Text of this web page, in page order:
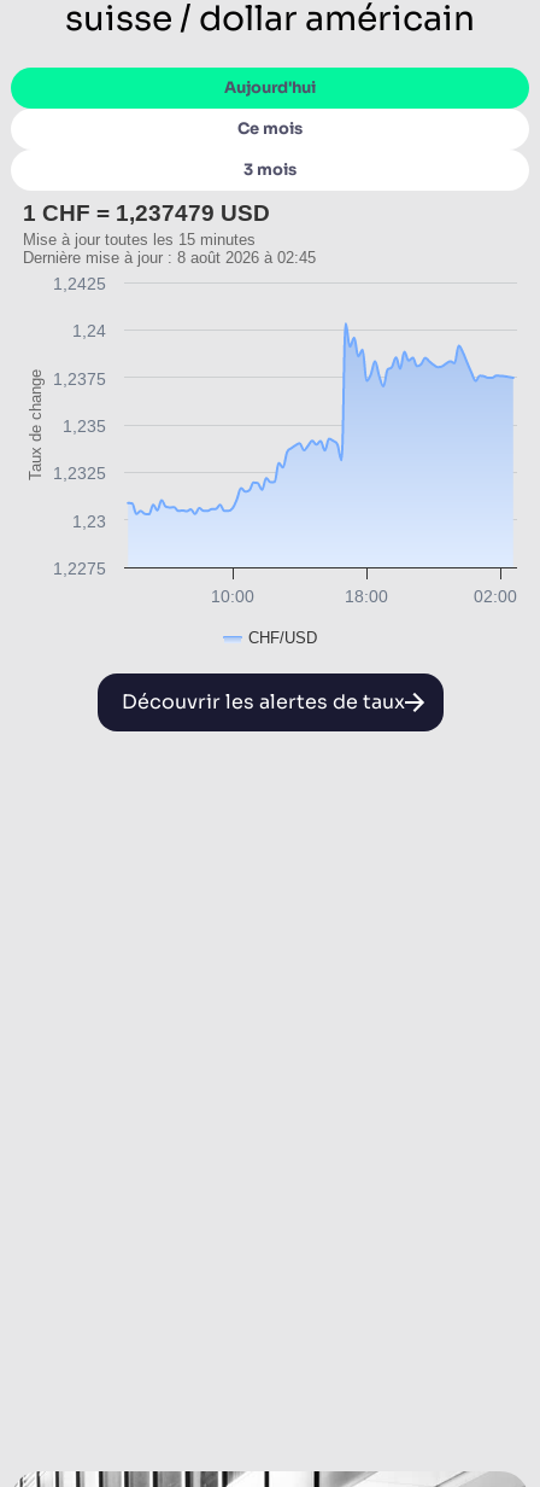
suisse / dollar américain
Aujourd'hui
Ce mois
3 mois
Taux de change
1 CHF = 1,237479 USD
Mise à jour toutes les 15 minutes
Dernière mise à jour : 8 août 2026 à 02:45
CHF/USD
02:00
10:00 18:00
1,2275
1,23
1,2325
1,235
1,2375
1,24
1,2425
Découvrir les alertes de taux